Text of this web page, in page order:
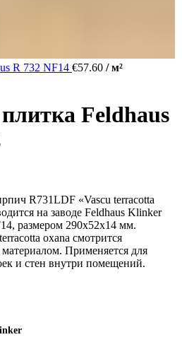
R 732 NF14 €57.60 / м²
Feldhaus
R731LDF «Vascu terracotta
на заводе Feldhaus Klinker
размером 290х52х14 мм.
oxana смотрится
Применяется для
и стен внутри помещений.